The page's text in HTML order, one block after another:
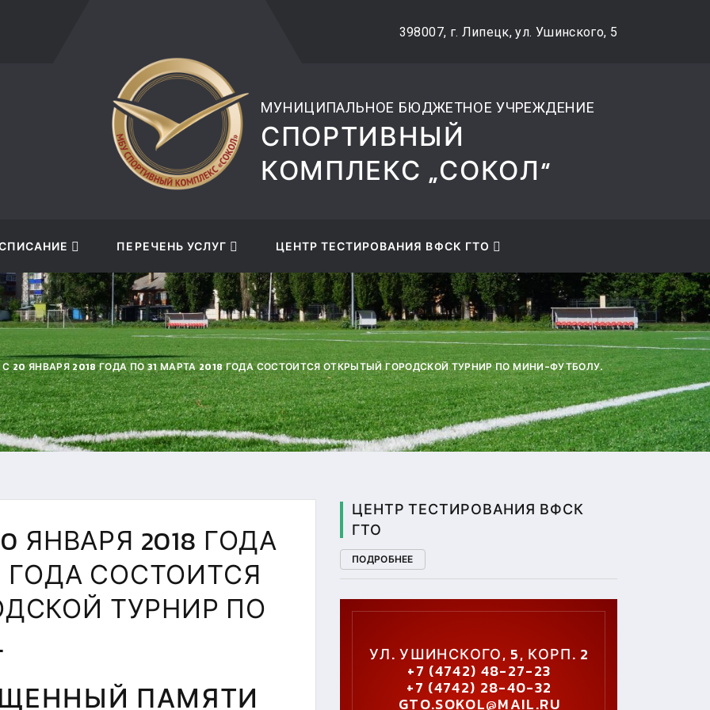
musksokol@mail.ru +7 (4742) 48-27-89
398007, г. Липецк, ул. Ушинского, 5
МУНИЦИПАЛЬНОЕ БЮДЖЕТНОЕ УЧРЕЖДЕНИЕ
СПОРТИВНЫЙ
КОМПЛЕКС „СОКОЛ“
ПЕРЕЧЕНЬ УСЛУГ ЦЕНТР ТЕСТИРОВАНИЯ ВФСК ГТО
20 ЯНВАРЯ 2018 ГОДА ПО 31 МАРТА 2018 ГОДА СОСТОИТСЯ ОТКРЫТЫЙ ГОРОДСКОЙ ТУРНИР ПО МИНИ-ФУТБОЛУ.
ЯНВАРЯ 2018 ГОДА
ГОДА СОСТОИТСЯ
ТУРНИР ПО
ПАМЯТИ
ЦЕНТР ТЕСТИРОВАНИЯ ВФСК
ГТО
ПОДРОБНЕЕ
2
ГТО
УЛ. УШИНСКОГО, 5, КОРП. 2
+7 (4742) 48-27-23
+7 (4742) 28-40-32
GTO.SOKOL@MAIL.RU